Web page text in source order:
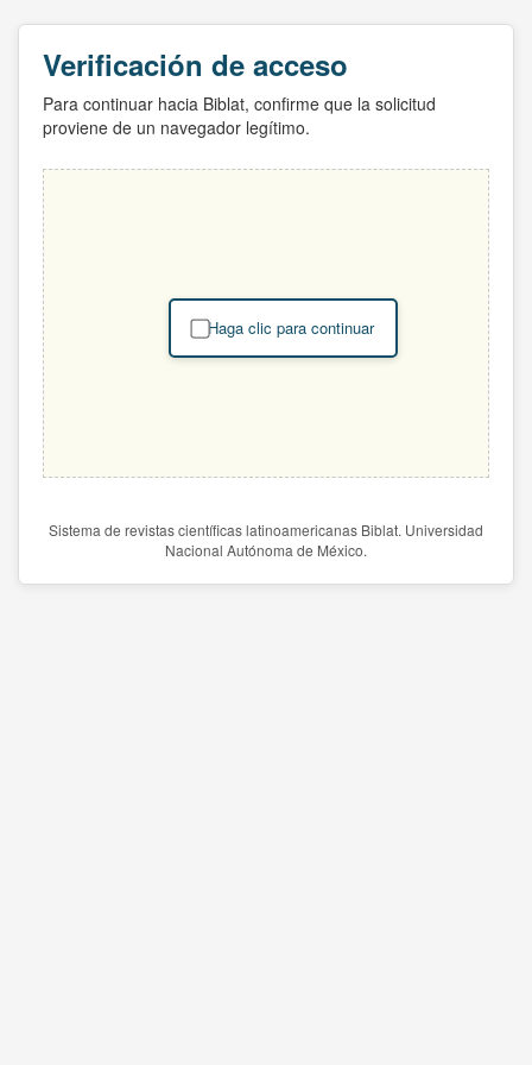
Verificación de acceso
Para continuar hacia Biblat, confirme que la solicitud
proviene de un navegador legítimo.
Haga clic para continuar
Sistema de revistas científicas latinoamericanas Biblat. Universidad
Nacional Autónoma de México.